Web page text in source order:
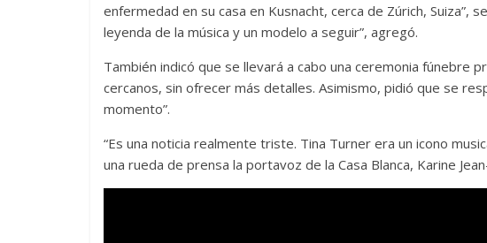
enfermedad en su casa en Kusnacht, cerca de Zúrich, Suiza”,
leyenda de la música y un modelo a seguir”, agregó.
También indicó que se llevará a cabo una ceremonia fúnebre
cercanos, sin ofrecer más detalles. Asimismo, pidió que se
momento”.
“Es una noticia realmente triste. Tina Turner era un icono
una rueda de prensa la portavoz de la Casa Blanca, Karine